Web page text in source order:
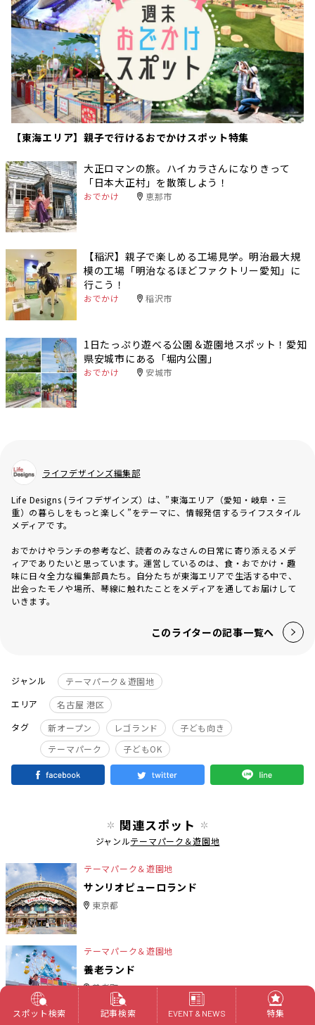
【東海エリア】親子で行けるおでかけスポット特集
大正ロマンの旅。ハイカラさんになりきって
「日本大正村」を散策しよう！
おでかけ 恵那市
【稲沢】親子で楽しめる工場見学。明治最大規
模の工場「明治なるほどファクトリー愛知」に
行こう！
おでかけ 稲沢市
1日たっぷり遊べる公園＆遊園地スポット！愛知
県安城市にある「堀内公園」
おでかけ 安城市
ライフデザインズ編集部
Life Designs (ライフデザインズ）は、”東海エリア（愛知・岐阜・三
重）の暮らしをもっと楽しく”をテーマに、情報発信するライフスタイル
メディアです。
おでかけやランチの参考など、読者のみなさんの日常に寄り添えるメデ
ィアでありたいと思っています。運営しているのは、食・おでかけ・趣
味に日々全力な編集部員たち。自分たちが東海エリアで生活する中で、
出会ったモノや場所、琴線に触れたことをメディアを通してお届けして
いきます。
このライターの記事一覧へ
ジャンル
テーマパーク＆遊園地
エリア
名古屋 港区
タグ
新オープン レゴランド
子ども向き
テーマパーク
子どもOK
関連スポット
ジャンルテーマパーク＆遊園地
テーマパーク＆遊園地
サンリオピューロランド
東京都
テーマパーク＆遊園地
養老ランド
養老町
スポット検索 記事検索 EVENT & NEWS 特集